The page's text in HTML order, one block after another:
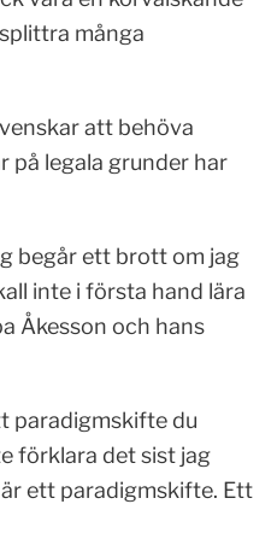
många
att behöva
på legala grunder har
begår ett brott om jag
inte i första hand lära
Åkesson och hans
paradigmskifte du
förklara det sist jag
ett paradigmskifte. Ett